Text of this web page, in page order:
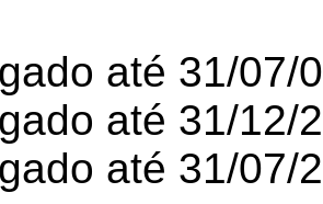
até 31/07/
até 31/
até 31/07/